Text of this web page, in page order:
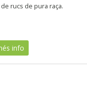
rucs de pura raça.
info